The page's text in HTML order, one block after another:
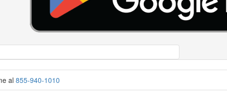
al 855-940-1010